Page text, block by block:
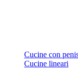
Cucine con
Cucine lineari